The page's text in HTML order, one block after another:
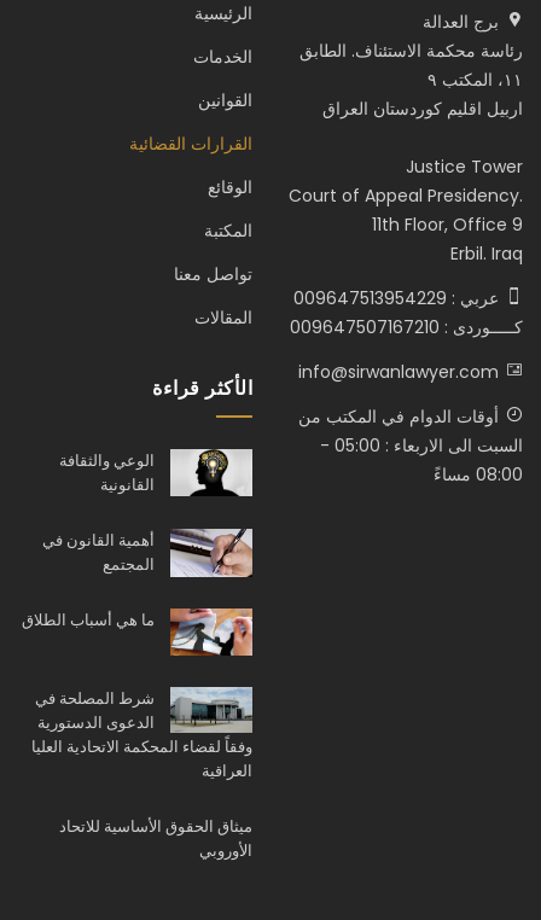
برج العدالة
رئاسة محكمة الاستئناف. الطابق
١١، المكتب ٩
اربيل اقليم كوردستان العراق
Justice Tower
Court of Appeal Presidency.
11th Floor, Office 9
Erbil. Iraq
عربي : 009647513954229
كـــــوردى : 009647507167210
info@sirwanlawyer.com
أوقات الدوام في المكتب من
السبت الى الاربعاء : 05:00 -
08:00 مساءً
الرئيسية
الخدمات
القوانين
القرارات القضائية
الوقائع
المكتبة
تواصل معنا
المقالات
الأكثر قراءة
الوعي والثقافة
القانونية
أهمية القانون في
المجتمع
ما هي أسباب الطلاق
شرط المصلحة في
الدعوى الدستورية
وفقاً لقضاء المحكمة الاتحادية العليا
العراقية
ميثاق الحقوق الأساسية للاتحاد
الأوروبي